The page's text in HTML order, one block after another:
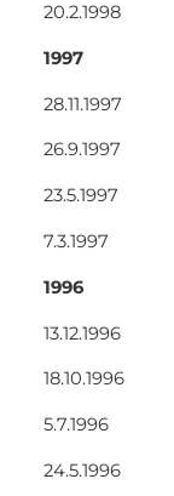
20.2.1998
1997
28.11.1997
26.9.1997
23.5.1997
7.3.1997
1996
13.12.1996
18.10.1996
5.7.1996
24.5.1996